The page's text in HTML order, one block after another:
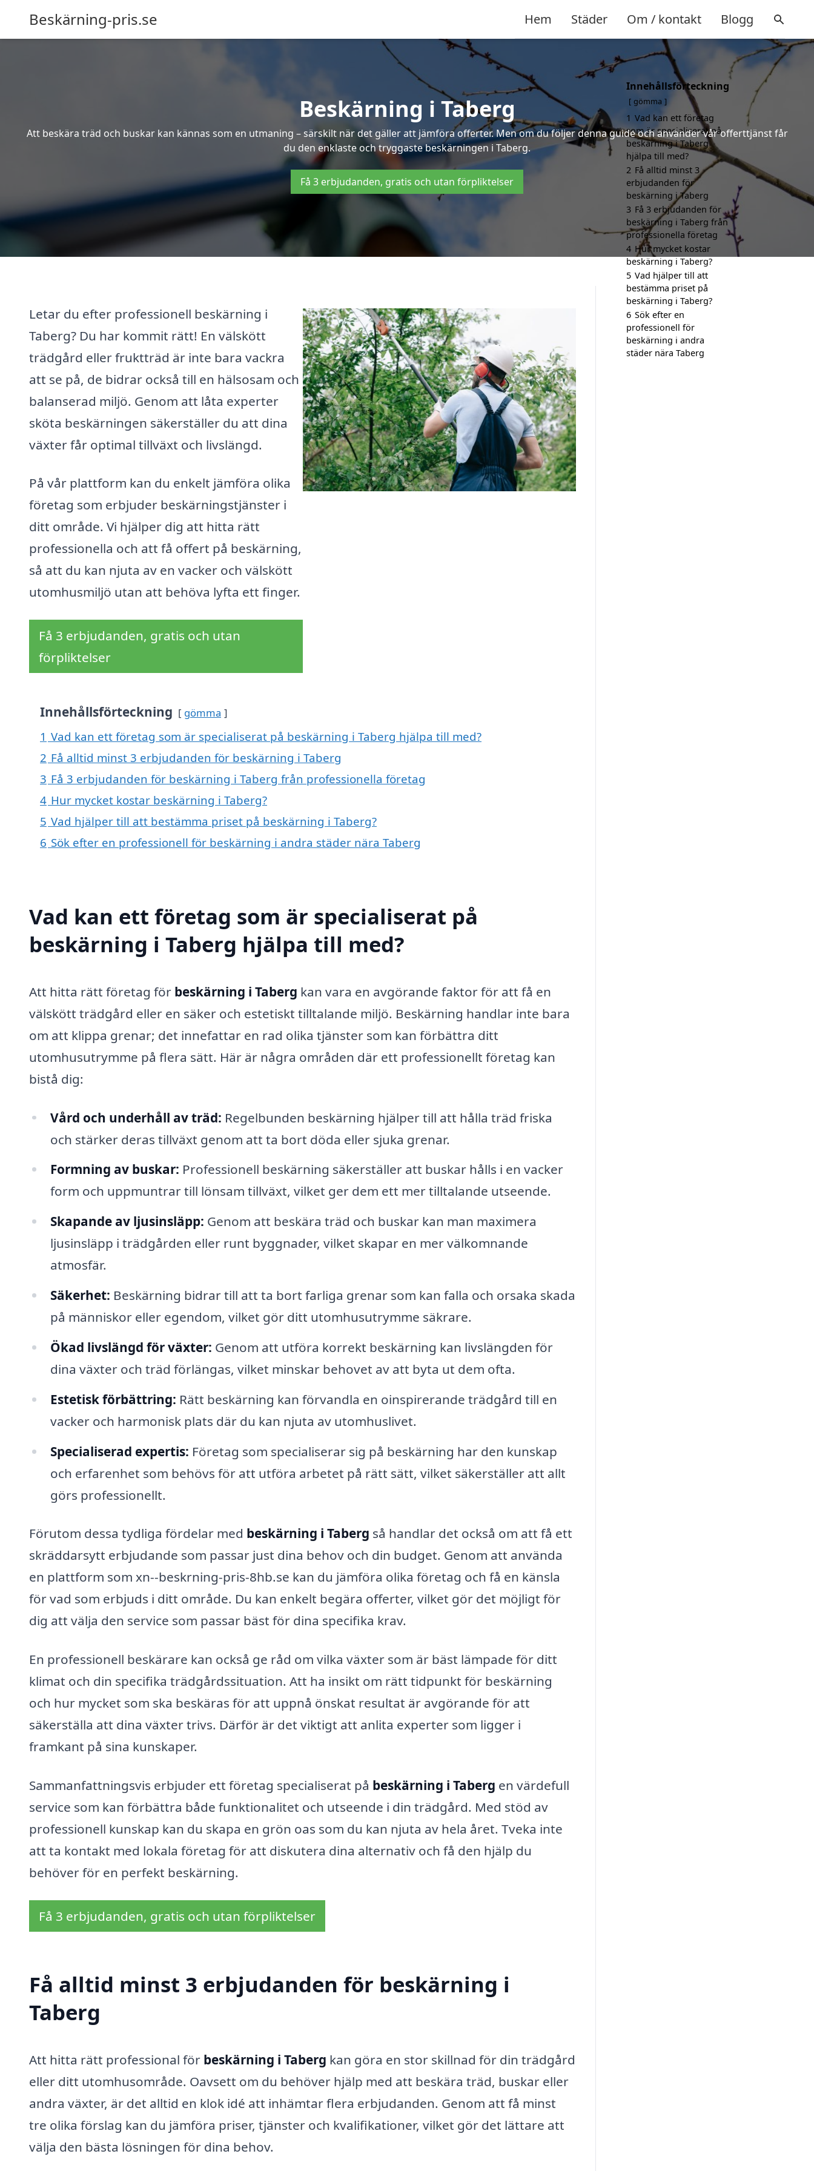
Beskärning-pris.se Hem Städer Om / kontakt Blogg
Beskärning i Taberg
Att beskära träd och buskar kan kännas som en utmaning – särskilt när det gäller att jämföra offerter. Men om du följer denna guide och använder vår offerttjänst får
du den enklaste och tryggaste beskärningen i Taberg.
Få 3 erbjudanden, gratis och utan förpliktelser
Letar du efter professionell beskärning i
Taberg? Du har kommit rätt! En välskött
trädgård eller fruktträd är inte bara vackra
att se på, de bidrar också till en hälsosam och
balanserad miljö. Genom att låta experter
sköta beskärningen säkerställer du att dina
växter får optimal tillväxt och livslängd.
På vår plattform kan du enkelt jämföra olika
företag som erbjuder beskärningstjänster i
ditt område. Vi hjälper dig att hitta rätt
professionella och att få offert på beskärning,
så att du kan njuta av en vacker och välskött
utomhusmiljö utan att behöva lyfta ett finger.
Få 3 erbjudanden, gratis och utan
förpliktelser
Innehållsförteckning gömma
1 Vad kan ett företag som är specialiserat på beskärning i Taberg hjälpa till med?
2 Få alltid minst 3 erbjudanden för beskärning i Taberg
3 Få 3 erbjudanden för beskärning i Taberg från professionella företag
4 Hur mycket kostar beskärning i Taberg?
5 Vad hjälper till att bestämma priset på beskärning i Taberg?
6 Sök efter en professionell för beskärning i andra städer nära Taberg
Vad kan ett företag som är specialiserat på
beskärning i Taberg hjälpa till med?
Att hitta rätt företag för beskärning i Taberg kan vara en avgörande faktor för att få en
välskött trädgård eller en säker och estetiskt tilltalande miljö. Beskärning handlar inte bara
om att klippa grenar; det innefattar en rad olika tjänster som kan förbättra ditt
utomhusutrymme på flera sätt. Här är några områden där ett professionellt företag kan
bistå dig:
Vård och underhåll av träd: Regelbunden beskärning hjälper till att hålla träd friska
och stärker deras tillväxt genom att ta bort döda eller sjuka grenar.
Formning av buskar: Professionell beskärning säkerställer att buskar hålls i en vacker
form och uppmuntrar till lönsam tillväxt, vilket ger dem ett mer tilltalande utseende.
Skapande av ljusinsläpp: Genom att beskära träd och buskar kan man maximera
ljusinsläpp i trädgården eller runt byggnader, vilket skapar en mer välkomnande
atmosfär.
Säkerhet: Beskärning bidrar till att ta bort farliga grenar som kan falla och orsaka skada
på människor eller egendom, vilket gör ditt utomhusutrymme säkrare.
Ökad livslängd för växter: Genom att utföra korrekt beskärning kan livslängden för
dina växter och träd förlängas, vilket minskar behovet av att byta ut dem ofta.
Estetisk förbättring: Rätt beskärning kan förvandla en oinspirerande trädgård till en
vacker och harmonisk plats där du kan njuta av utomhuslivet.
Specialiserad expertis: Företag som specialiserar sig på beskärning har den kunskap
och erfarenhet som behövs för att utföra arbetet på rätt sätt, vilket säkerställer att allt
görs professionellt.
Förutom dessa tydliga fördelar med beskärning i Taberg så handlar det också om att få ett
skräddarsytt erbjudande som passar just dina behov och din budget. Genom att använda
en plattform som xn--beskrning-pris-8hb.se kan du jämföra olika företag och få en känsla
för vad som erbjuds i ditt område. Du kan enkelt begära offerter, vilket gör det möjligt för
dig att välja den service som passar bäst för dina specifika krav.
En professionell beskärare kan också ge råd om vilka växter som är bäst lämpade för ditt
klimat och din specifika trädgårdssituation. Att ha insikt om rätt tidpunkt för beskärning
och hur mycket som ska beskäras för att uppnå önskat resultat är avgörande för att
säkerställa att dina växter trivs. Därför är det viktigt att anlita experter som ligger i
framkant på sina kunskaper.
Sammanfattningsvis erbjuder ett företag specialiserat på beskärning i Taberg en värdefull
service som kan förbättra både funktionalitet och utseende i din trädgård. Med stöd av
professionell kunskap kan du skapa en grön oas som du kan njuta av hela året. Tveka inte
att ta kontakt med lokala företag för att diskutera dina alternativ och få den hjälp du
behöver för en perfekt beskärning.
Få 3 erbjudanden, gratis och utan förpliktelser
Få alltid minst 3 erbjudanden för beskärning i
Taberg
Att hitta rätt professional för beskärning i Taberg kan göra en stor skillnad för din trädgård
eller ditt utomhusområde. Oavsett om du behöver hjälp med att beskära träd, buskar eller
andra växter, är det alltid en klok idé att inhämtar flera erbjudanden. Genom att få minst
tre olika förslag kan du jämföra priser, tjänster och kvalifikationer, vilket gör det lättare att
välja den bästa lösningen för dina behov.
Innehållsförteckning
gömma
1 Vad kan ett företag
som är specialiserat på
beskärning i Taberg
hjälpa till med?
2 Få alltid minst 3
erbjudanden för
beskärning i Taberg
3 Få 3 erbjudanden för
beskärning i Taberg från
professionella företag
4 Hur mycket kostar
beskärning i Taberg?
5 Vad hjälper till att
bestämma priset på
beskärning i Taberg?
6 Sök efter en
professionell för
beskärning i andra
städer nära Taberg